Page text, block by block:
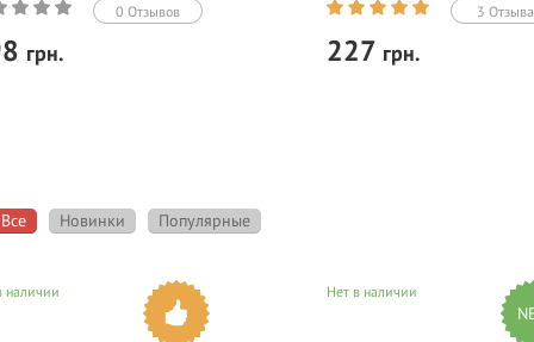
0 Отзывов
грн.
локальные воспаления и
кожу. Натуральные
ромашка, пантенол) глубоко...
3 Отзыва
227 грн.
Все Новинки Популярные
наличии Нет в наличии